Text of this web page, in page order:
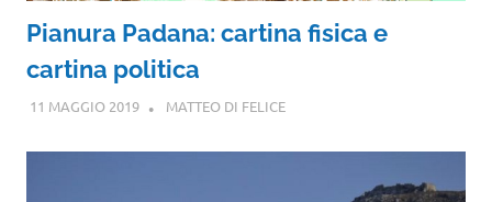
Pianura Padana: cartina fisica e
cartina politica
11 MAGGIO 2019 MATTEO DI FELICE